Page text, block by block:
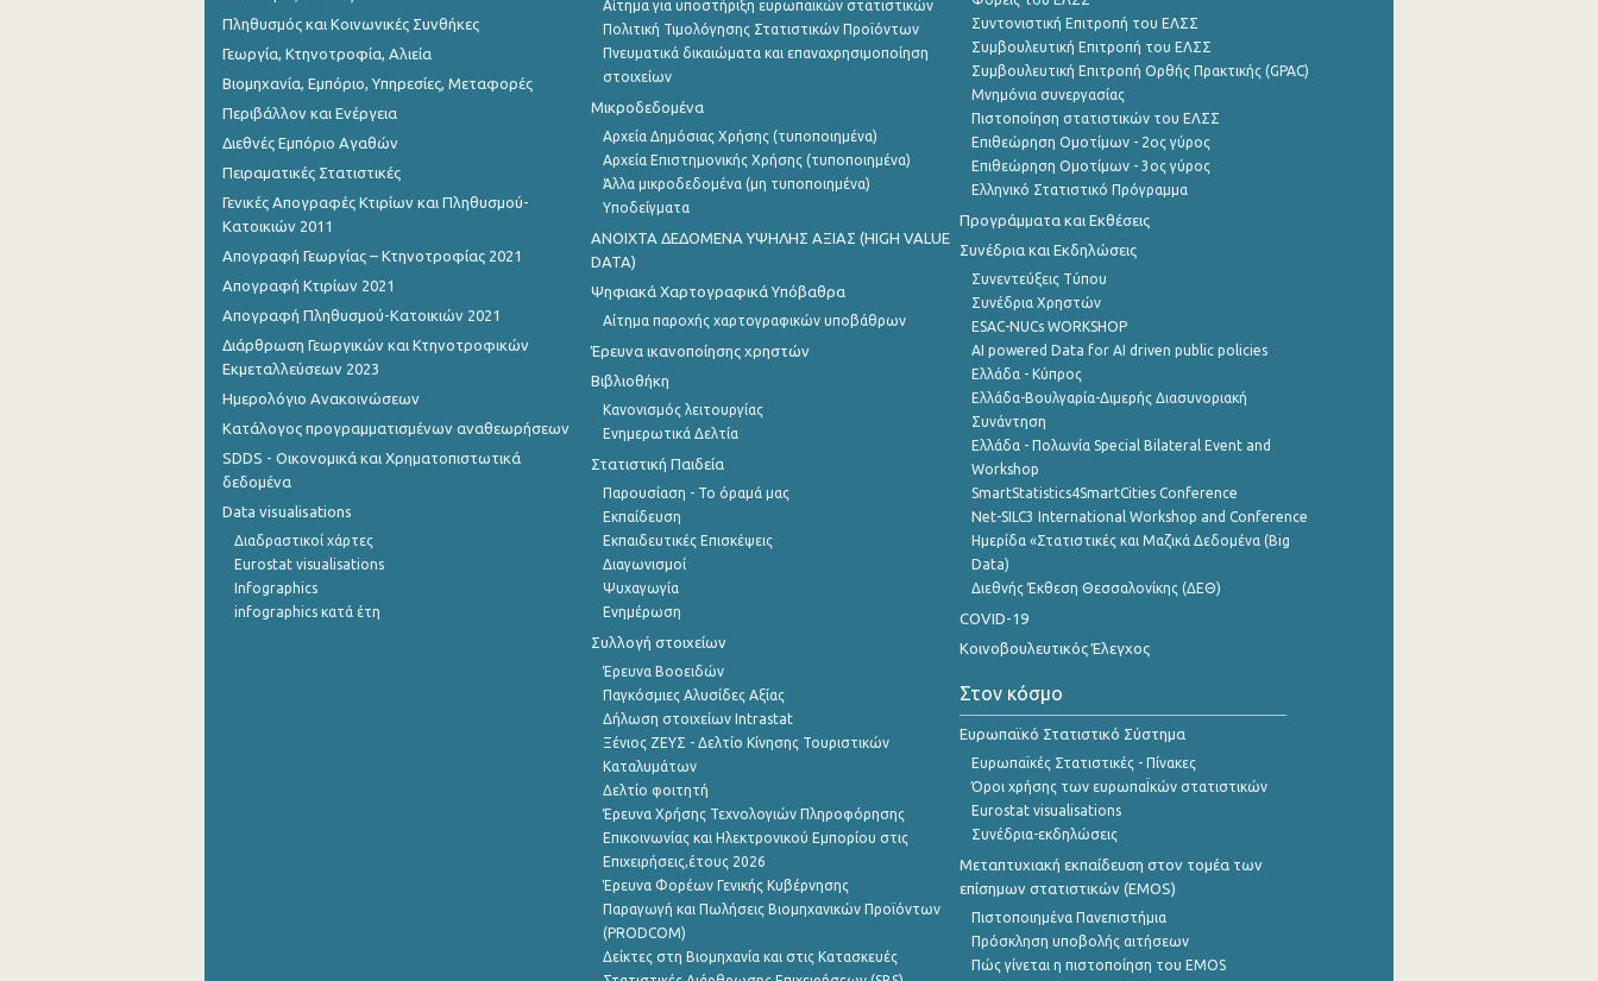
4o Τρίμηνο 2017
3o Τρίμηνο 2017
1o Τρίμηνο 2017
3o Τρίμηνο 2016
1o Τρίμηνο 2016
4o Τρίμηνο 2015
3o Τρίμηνο 2015
1o Τρίμηνο 2015
4o Τρίμηνο 2014
3o Τρίμηνο 2014
2o Τρίμηνο 2014
Πληθυσμός και Κοινωνικές Συνθήκες
Γεωργία, Κτηνοτροφία, Αλιεία
Βιομηχανία, Εμπόριο, Υπηρεσίες, Μεταφορές
Περιβάλλον και Ενέργεια
Διεθνές Εμπόριο Αγαθών
Πειραματικές Στατιστικές
Γενικές Απογραφές Κτιρίων και Πληθυσμού-
Κατοικιών 2011
Απογραφή Γεωργίας – Κτηνοτροφίας 2021
Απογραφή Κτιρίων 2021
Απογραφή Πληθυσμού-Κατοικιών 2021
Διάρθρωση Γεωργικών και Κτηνοτροφικών
Εκμεταλλεύσεων 2023
Ημερολόγιο Ανακοινώσεων
Κατάλογος προγραμματισμένων αναθεωρήσεων
SDDS - Οικονομικά και Χρηματοπιστωτικά
δεδομένα
Data visualisations
Διαδραστικοί χάρτες
Eurostat visualisations
Infographics
infographics κατά έτη
Αίτημα για υποστήριξη ευρωπαϊκών στατιστικών
Πολιτική Τιμολόγησης Στατιστικών Προϊόντων
Πνευματικά δικαιώματα και επαναχρησιμοποίηση
στοιχείων
Μικροδεδομένα
Αρχεία Δημόσιας Χρήσης (τυποποιημένα)
Αρχεία Επιστημονικής Χρήσης (τυποποιημένα)
Άλλα μικροδεδομένα (μη τυποποιημένα)
Υποδείγματα
ANOIXTA ΔΕΔΟΜΕΝΑ ΥΨΗΛΗΣ ΑΞΙΑΣ (HIGH VALUE
DATA)
Ψηφιακά Χαρτογραφικά Υπόβαθρα
Αίτημα παροχής χαρτογραφικών υποβάθρων
Έρευνα ικανοποίησης χρηστών
Βιβλιοθήκη
Κανονισμός λειτουργίας
Ενημερωτικά Δελτία
Στατιστική Παιδεία
Παρουσίαση - Το όραμά μας
Εκπαίδευση
Εκπαιδευτικές Επισκέψεις
Διαγωνισμοί
Ψυχαγωγία
Ενημέρωση
Συλλογή στοιχείων
Έρευνα Βοοειδών
Παγκόσμιες Αλυσίδες Αξίας
Δήλωση στοιχείων Intrastat
Ξένιος ΖΕΥΣ - Δελτίο Κίνησης Τουριστικών
Καταλυμάτων
Δελτίο φοιτητή
Έρευνα Χρήσης Τεχνολογιών Πληροφόρησης
Επικοινωνίας και Ηλεκτρονικού Εμπορίου στις
Επιχειρήσεις,έτους 2026
Έρευνα Φορέων Γενικής Κυβέρνησης
Παραγωγή και Πωλήσεις Βιομηχανικών Προϊόντων
(PRODCOM)
Δείκτες στη Βιομηχανία και στις Κατασκευές
Συντονιστική Επιτροπή του ΕΛΣΣ
Συμβουλευτική Επιτροπή του ΕΛΣΣ
Συμβουλευτική Επιτροπή Ορθής Πρακτικής (GPAC)
Μνημόνια συνεργασίας
Πιστοποίηση στατιστικών του ΕΛΣΣ
Επιθεώρηση Ομοτίμων - 2ος γύρος
Επιθεώρηση Ομοτίμων - 3ος γύρος
Ελληνικό Στατιστικό Πρόγραμμα
Προγράμματα και Εκθέσεις
Συνέδρια και Εκδηλώσεις
Συνεντεύξεις Τύπου
Συνέδρια Χρηστών
ESAC-NUCs WORKSHOP
AI powered Data for AI driven public policies
Ελλάδα - Κύπρος
Ελλάδα-Βουλγαρία-Διμερής Διασυνοριακή
Συνάντηση
Ελλάδα - Πολωνία Special Bilateral Event and
Workshop
SmartStatistics4SmartCities Conference
Net-SILC3 International Workshop and Conference
Ημερίδα «Στατιστικές και Μαζικά Δεδομένα (Big
Data)
Διεθνής Έκθεση Θεσσαλονίκης (ΔΕΘ)
COVID-19
Κοινοβουλευτικός Έλεγχος
Στον κόσμο
Ευρωπαϊκό Στατιστικό Σύστημα
Ευρωπαϊκές Στατιστικές - Πίνακες
Όροι χρήσης των ευρωπαΪκών στατιστικών
Eurostat visualisations
Συνέδρια-εκδηλώσεις
Μεταπτυχιακή εκπαίδευση στον τομέα των
επίσημων στατιστικών (EMOS)
Πιστοποιημένα Πανεπιστήμια
Πρόσκληση υποβολής αιτήσεων
Πώς γίνεται η πιστοποίηση του EMOS